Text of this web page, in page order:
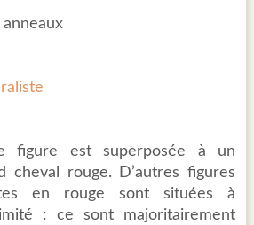
anneaux
figure est superposée à un
cheval rouge. D’autres figures
en rouge sont situées à
: ce sont majoritairement